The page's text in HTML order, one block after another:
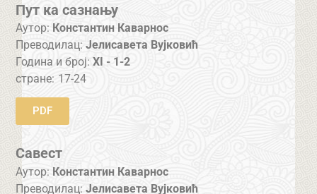
Пут ка сазнању
Аутор: Константин Каварнос
Преводилац: Јелисавета Вујковић
Година и број:XI - 1-2
стране: 17-24
PDF
Савест
Аутор: Константин Каварнос
Преводилац: Јелисавета Вујковић